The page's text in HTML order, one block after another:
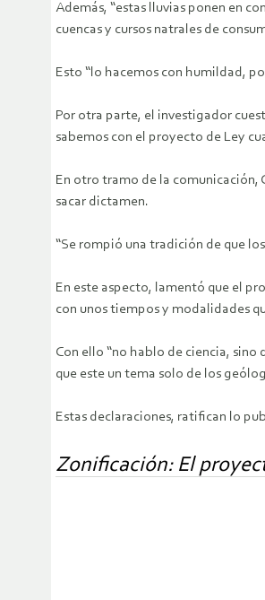
Además, “estas lluvias ponen en
cuencas y cursos natrales de
Esto “lo hacemos con humildad,
Por otra parte, el investigador
sabemos con el proyecto de Ley
En otro tramo de la comunicación,
sacar dictamen.
“Se rompió una tradición de que
En este aspecto, lamentó que el
con unos tiempos y modalidades
Con ello “no hablo de ciencia,
que este un tema solo de los
Estas declaraciones, ratifican lo
Zonificación: El